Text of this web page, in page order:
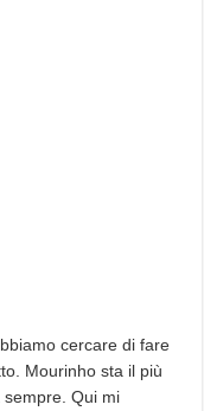
cercare di fare
Mourinho sta il più
Qui mi